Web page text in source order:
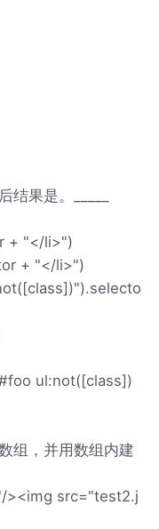
果是。_____
+ "</li>")
+ "</li>")
ul:not([class])
组，并用数组内建
><img src="test2.j